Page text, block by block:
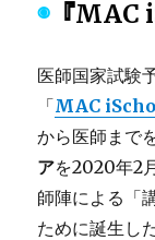
◉ 『MAC
医師国家試験
「MAC
から医師まで
アを2020年2
師陣による「
ために誕生し